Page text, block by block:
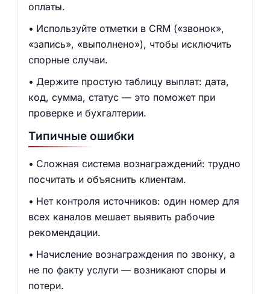
оплаты.
Используйте отметки в CRM («звонок»,
«запись», «выполнено»), чтобы исключить
спорные случаи.
Держите простую таблицу выплат: дата,
код, сумма, статус — это поможет при
проверке и бухгалтерии.
Типичные ошибки
Сложная система вознаграждений: трудно
посчитать и объяснить клиентам.
Нет контроля источников: один номер для
всех каналов мешает выявить рабочие
рекомендации.
Начисление вознаграждения по звонку, а
не по факту услуги — возникают споры и
потери.